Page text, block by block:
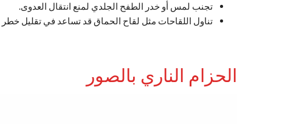
تجنب لمس أو خدر الطفح الجلدي لمنع انتقال العدوى.
تناول اللقاحات مثل لقاح الحماق قد تساعد في تقليل خطر
الحزام الناري بالصور